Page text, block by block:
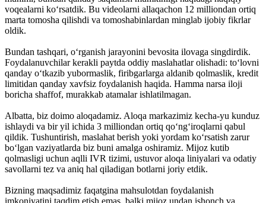
voqealarni ko‘rsatdik. Bu videolarni allaqachon 12 milliondan ortiq
marta tomosha qilishdi va tomoshabinlardan minglab ijobiy fikrlar
oldik.
Bundan tashqari, o‘rganish jarayonini bevosita ilovaga singdirdik.
Foydalanuvchilar kerakli paytda oddiy maslahatlar olishadi: to‘lovni
qanday o‘tkazib yubormaslik, firibgarlarga aldanib qolmaslik, kredit
limitidan qanday xavfsiz foydalanish haqida. Hamma narsa iloji
boricha shaffof, murakkab atamalar ishlatilmagan.
Albatta, biz doimo aloqadamiz. Aloqa markazimiz kecha-yu kunduz
ishlaydi va bir yil ichida 3 milliondan ortiq qo‘ng‘iroqlarni qabul
qildik. Tushuntirish, maslahat berish yoki yordam ko‘rsatish zarur
bo‘lgan vaziyatlarda biz buni amalga oshiramiz. Mijoz kutib
qolmasligi uchun aqlli IVR tizimi, ustuvor aloqa liniyalari va odatiy
savollarni tez va aniq hal qiladigan botlarni joriy etdik.
Bizning maqsadimiz faqatgina mahsulotdan foydalanish